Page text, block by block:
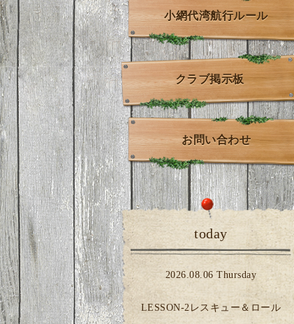
小網代湾航行ルール
クラブ掲示板
お問い合わせ
today
2026.08.06 Thursday
LESSON-2レスキュー＆ロール